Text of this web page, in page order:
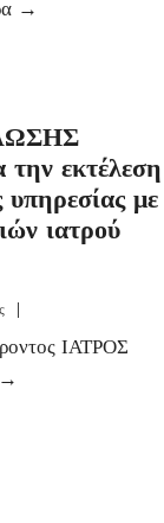
→
εκτέλεση
με
ιατρού
|
ΙΑΤΡΟΣ
→